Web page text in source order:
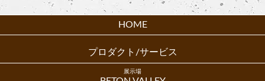
HOME
プロダクト/サービス
展示場